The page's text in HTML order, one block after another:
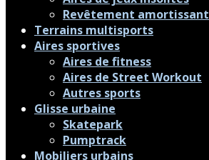
Revêtement amortissant
Terrains multisports
Aires sportives
Aires de fitness
Aires de Street Workout
Autres sports
Glisse urbaine
Skatepark
Pumptrack
Mobiliers urbains